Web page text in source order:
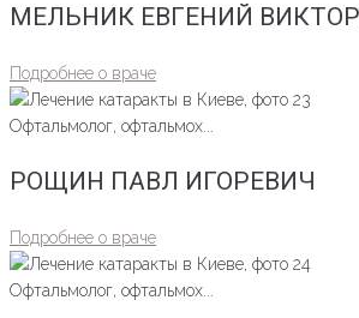
МЕЛЬНИК ЕВГЕНИЙ
Подробнее о враче
Офтальмолог, офтальмох...
РОЩИН ПАВЛ ИГОРЕВИЧ
Подробнее о враче
Офтальмолог, офтальмох...